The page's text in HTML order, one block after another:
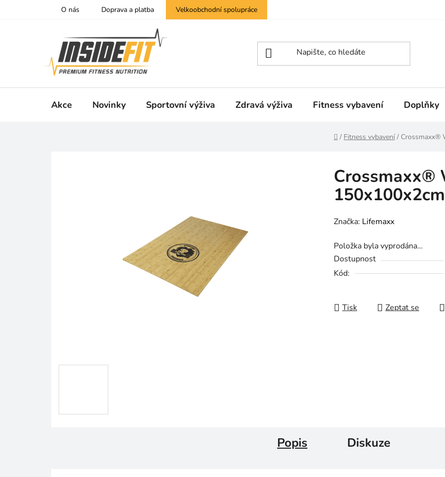
O nás Doprava a platba Velkoobchodní spolupráce
Akce Novinky Sportovní výživa Zdravá výživa Fitness vybavení Doplňky
Domů
/ Fitness vybavení / Crossmaxx®
Crossmaxx®
150x100x2cm
Značka: Lifemaxx
Položka byla vyprodána…
Dostupnost
Kód:
Tisk Zeptat se
Popis Diskuze